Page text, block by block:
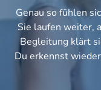
Genau so fühlen
Sie laufen weiter,
Begleitung klärt
Du erkennst